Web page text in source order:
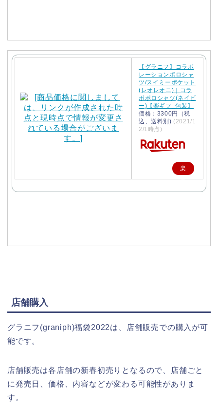
【グラニフ】コラボ
レーションポロシャ
ツ/スイミーポケット
(レオレオニ)｜コラ
ボポロシャツ(ネイビ
ー)【楽ギフ_包装】
価格：3300円（税
込、送料別) (2021/1
2/1時点)
楽
天
店舗購入
グラニフ(graniph)福袋2022は、店舗販売での購入が可
能です。
店舗販売は各店舗の新春初売りとなるので、店舗ごと
に発売日、価格、内容などが変わる可能性がありま
す。